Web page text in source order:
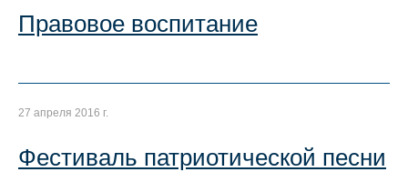
Правовое воспитание
27 апреля 2016 г.
Фестиваль патриотической песни